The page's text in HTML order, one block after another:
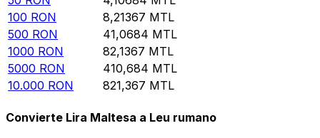
100 RON 8,21367 MTL
500 RON 41,0684 MTL
1000 RON 82,1367 MTL
5000 RON 410,684 MTL
10.000 RON 821,367 MTL
Convierte Lira Maltesa a Leu rumano